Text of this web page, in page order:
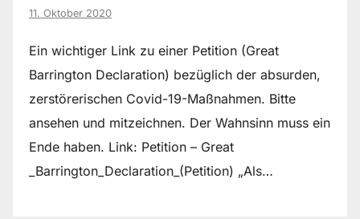
11. Oktober 2020
Ein wichtiger Link zu einer Petition (Great
Barrington Declaration) bezüglich der absurden,
zerstörerischen Covid-19-Maßnahmen. Bitte
ansehen und mitzeichnen. Der Wahnsinn muss ein
Ende haben. Link: Petition – Great
_Barrington_Declaration_(Petition) „Als…